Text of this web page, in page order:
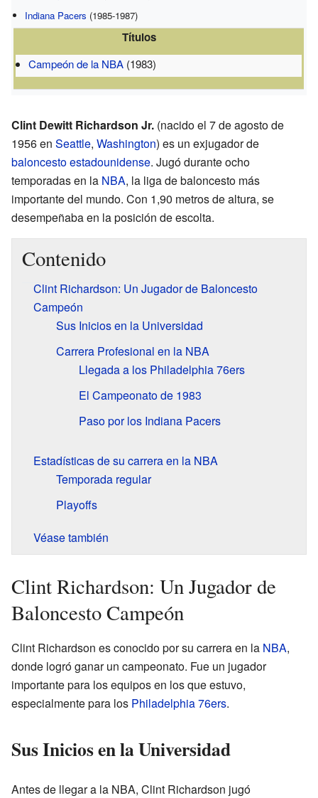
Indiana Pacers (1985-1987)
Títulos
Campeón de la NBA (1983)
Clint Dewitt Richardson Jr. (nacido el 7 de agosto de
1956 en Seattle, Washington) es un exjugador de
baloncestoestadounidense. Jugó durante ocho
temporadas en la NBA, la liga de baloncesto más
importante del mundo. Con 1,90 metros de altura, se
desempeñaba en la posición de escolta.
Contenido
Clint Richardson: Un Jugador de Baloncesto
Campeón
Sus Inicios en la Universidad
Carrera Profesional en la NBA
Llegada a los Philadelphia 76ers
El Campeonato de 1983
Paso por los Indiana Pacers
Estadísticas de su carrera en la NBA
Temporada regular
Playoffs
Véase también
Clint Richardson: Un Jugador de
Baloncesto Campeón
Clint Richardson es conocido por su carrera en la NBA,
donde logró ganar un campeonato. Fue un jugador
importante para los equipos en los que estuvo,
especialmente para los Philadelphia 76ers.
Sus Inicios en la Universidad
Antes de llegar a la NBA, Clint Richardson jugó